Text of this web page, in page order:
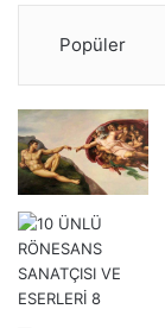
Popüler